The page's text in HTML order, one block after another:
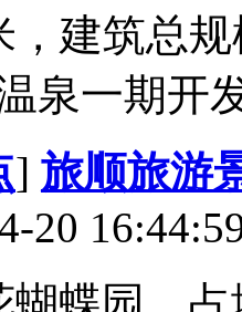
，建筑总
泉一期开
] 旅顺旅游
20